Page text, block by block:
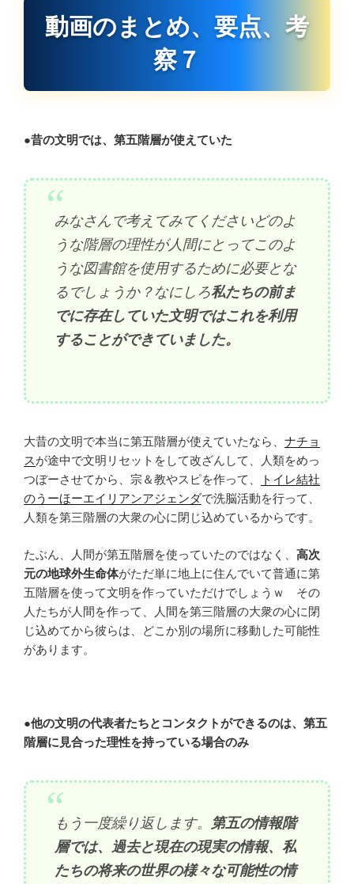
動画のまとめ、要点、考
察７
●昔の文明では、第五階層が使えていた
みなさんで考えてみてくださいどのよ
うな階層の理性が人間にとってこのよ
うな図書館を使用するために必要とな
るでしょうか？なにしろ私たちの前ま
でに存在していた文明ではこれを利用
することができていました。
大昔の文明で本当に第五階層が使えていたなら、 ナチョ
スが途中で文明リセットをして改ざんして、人類をめっ
つぼーさせてから、宗＆教やスピを作って、
トイレ結社
のうーほーエイリアンアジェンダで洗脳活動を行って、
人類を第三階層の大衆の心に閉じ込めているからです。
たぶん、人間が第五階層を使っていたのではなく、 高次
元の地球外生命体がただ単に地上に住んでいて普通に第
五階層を使って文明を作っていただけでしょうｗ その
人たちが人間を作って、人間を第三階層の大衆の心に閉
じ込めてから彼らは、どこか別の場所に移動した可能性
があります。
●他の文明の代表者たちとコンタクトができるのは、第五
階層に見合った理性を持っている場合のみ
もう一度繰り返します。 第五の情報階
層では、過去と現在の現実の情報、私
たちの将来の世界の様々な可能性の情